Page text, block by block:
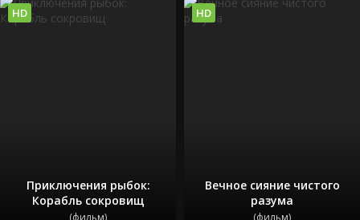
Приключения рыбок:
Корабль сокровищ
(фильм)
HD
Вечное сияние чистого
разума
(фильм)
HD